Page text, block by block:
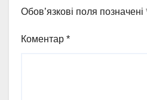
Обов’язкові поля позначені
Коментар *